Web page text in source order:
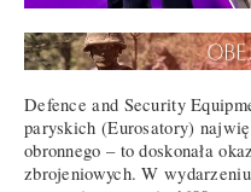
Defence and Security
paryskich (Eurosatory)
obronnego – to doskonała
zbrojeniowych. W